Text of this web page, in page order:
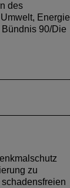
des
Energie
90/Die
zu